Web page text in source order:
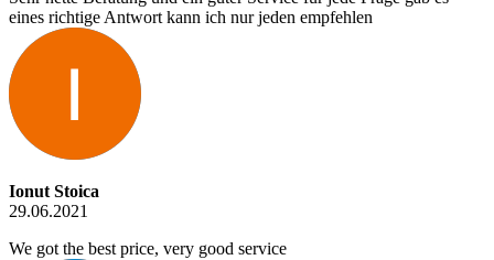
eines richtige Antwort kann ich nur jeden empfehlen
Ionut Stoica
29.06.2021
We got the best price, very good service